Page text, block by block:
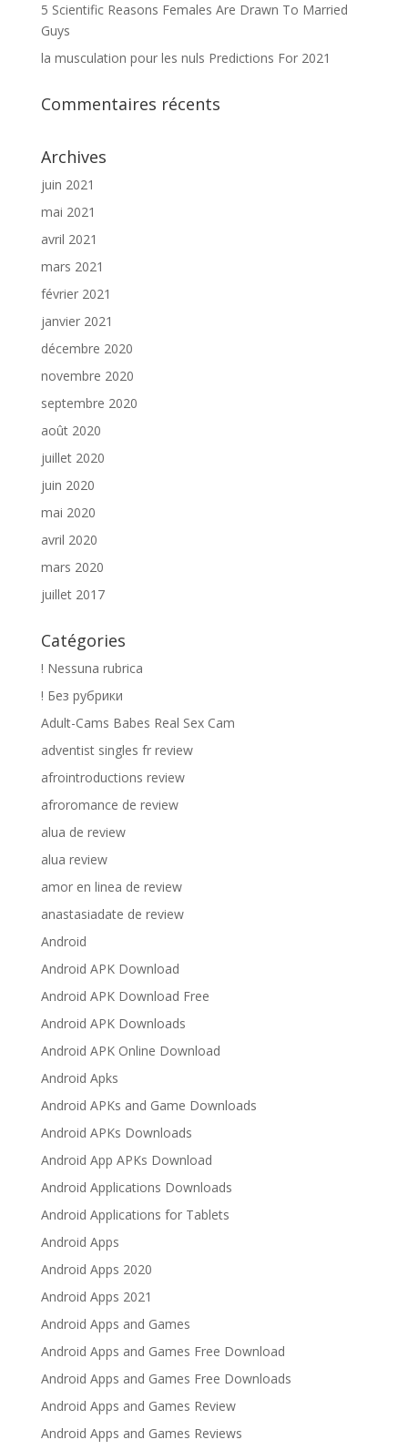
5 Scientific Reasons Females Are Drawn To Married
Guys
la musculation pour les nuls Predictions For 2021
Commentaires récents
Archives
juin 2021
mai 2021
avril 2021
mars 2021
février 2021
janvier 2021
décembre 2020
novembre 2020
septembre 2020
août 2020
juillet 2020
juin 2020
mai 2020
avril 2020
mars 2020
juillet 2017
Catégories
! Nessuna rubrica
! Без рубрики
Adult-Cams Babes Real Sex Cam
adventist singles fr review
afrointroductions review
afroromance de review
alua de review
alua review
amor en linea de review
anastasiadate de review
Android
Android APK Download
Android APK Download Free
Android APK Downloads
Android APK Online Download
Android Apks
Android APKs and Game Downloads
Android APKs Downloads
Android App APKs Download
Android Applications Downloads
Android Applications for Tablets
Android Apps
Android Apps 2020
Android Apps 2021
Android Apps and Games
Android Apps and Games Free Download
Android Apps and Games Free Downloads
Android Apps and Games Review
Android Apps and Games Reviews